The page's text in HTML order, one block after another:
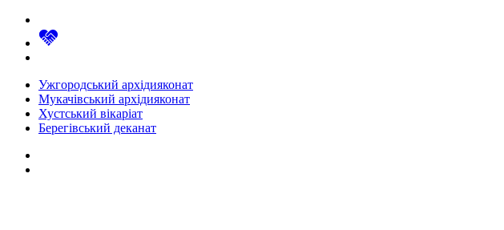
Ужгородський архідияконат
Мукачівський архідияконат
Хустський вікаріат
Берегівський деканат